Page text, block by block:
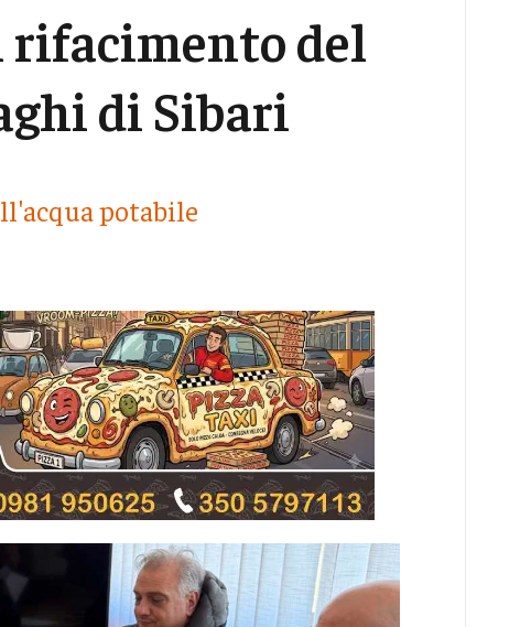
del
di Sibari
potabile